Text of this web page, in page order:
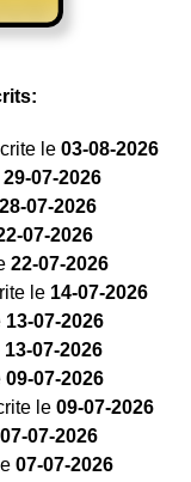
le 03-08-2026
29-07-2026
28-07-2026
07-2026
22-07-2026
le 14-07-2026
13-07-2026
13-07-2026
09-07-2026
le 09-07-2026
07-07-2026
07-07-2026